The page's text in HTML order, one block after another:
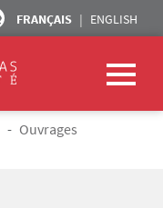
FRANÇAIS ENGLISH
Ouvrages